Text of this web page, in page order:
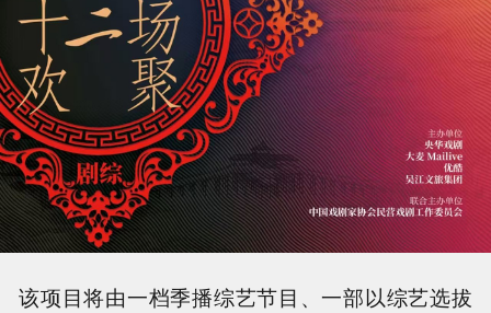
该项目将由一档季播综艺节目、一部以综艺选拔